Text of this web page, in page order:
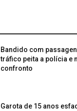
Bandido com
tráfico peita a polícia e
confronto
Garota de 15 anos